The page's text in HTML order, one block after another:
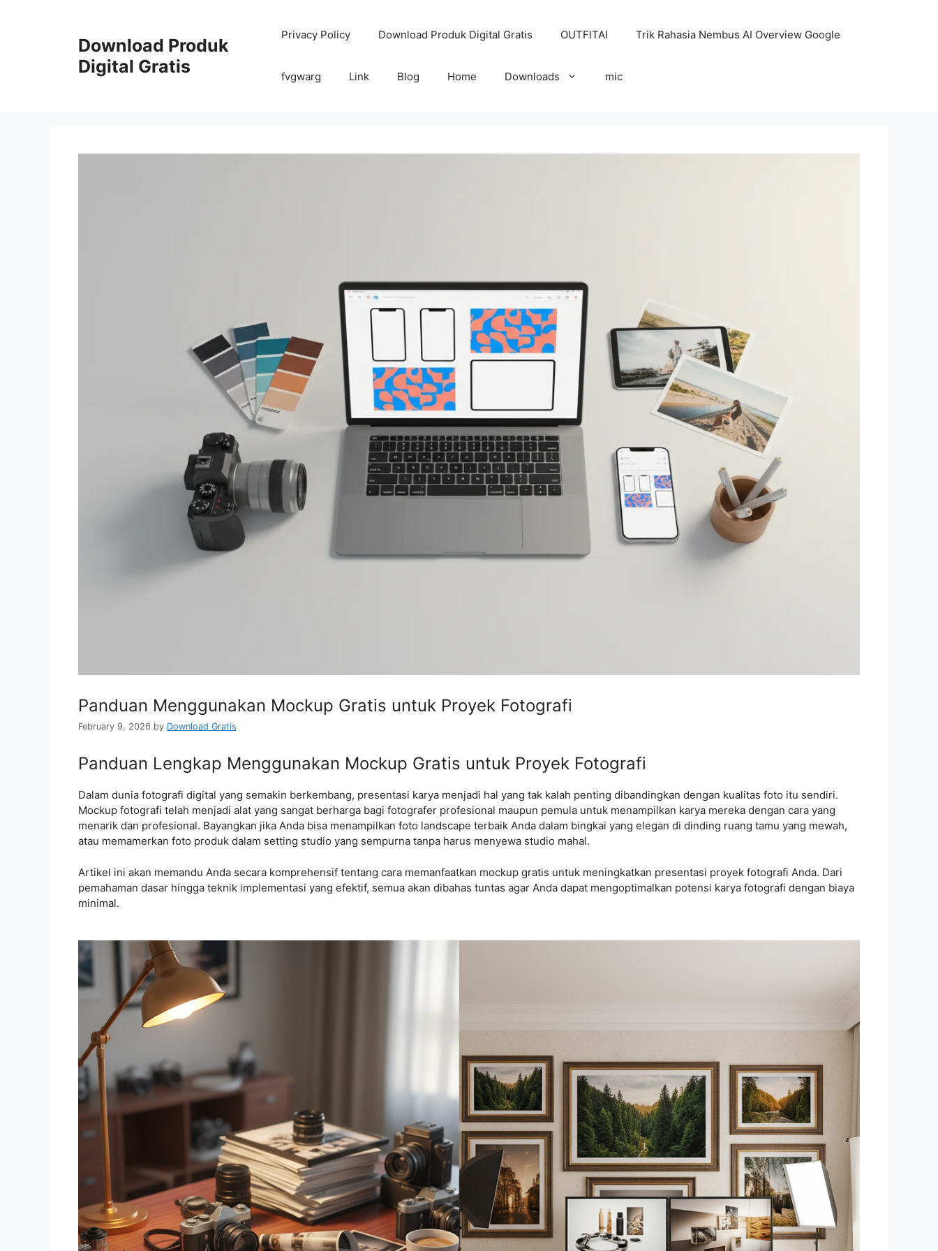
Download Produk
Digital Gratis
Privacy Policy Download Produk Digital Gratis OUTFITAI Trik Rahasia Nembus AI Overview Google
fvgwarg Link Blog Home Downloads mic
Panduan Menggunakan Mockup Gratis untuk Proyek Fotografi
February 9, 2026 by Download Gratis
Panduan Lengkap Menggunakan Mockup Gratis untuk Proyek Fotografi
Dalam dunia fotografi digital yang semakin berkembang, presentasi karya menjadi hal yang tak kalah penting dibandingkan dengan kualitas foto itu sendiri.
Mockup fotografi telah menjadi alat yang sangat berharga bagi fotografer profesional maupun pemula untuk menampilkan karya mereka dengan cara yang
menarik dan profesional. Bayangkan jika Anda bisa menampilkan foto landscape terbaik Anda dalam bingkai yang elegan di dinding ruang tamu yang mewah,
atau memamerkan foto produk dalam setting studio yang sempurna tanpa harus menyewa studio mahal.
Artikel ini akan memandu Anda secara komprehensif tentang cara memanfaatkan mockup gratis untuk meningkatkan presentasi proyek fotografi Anda. Dari
pemahaman dasar hingga teknik implementasi yang efektif, semua akan dibahas tuntas agar Anda dapat mengoptimalkan potensi karya fotografi dengan biaya
minimal.